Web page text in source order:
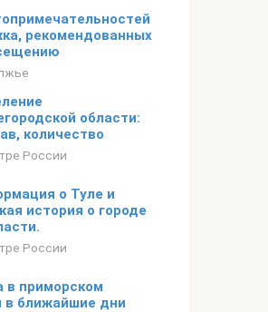
рекомендованных
области:
количество
России
о Туле и
история о городе
России
в приморском
в ближайшие дни